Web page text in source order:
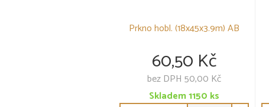
Prkno hobl. (18x45x3.9m) AB
60,50 Kč
bez DPH 50,00 Kč
Skladem1150 ks